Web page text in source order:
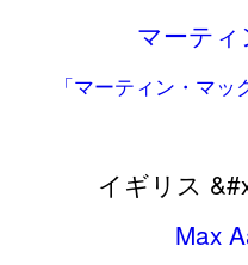
マーティ
「マーティン・マ
イギリス
Max